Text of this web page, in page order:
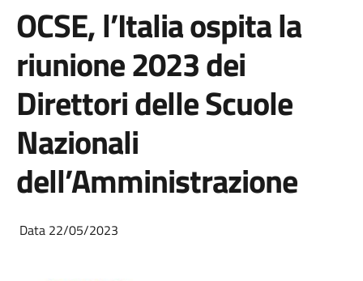
OCSE, l’Italia ospita la
riunione 2023 dei
Direttori delle Scuole
Nazionali
dell’Amministrazione
Data 22/05/2023